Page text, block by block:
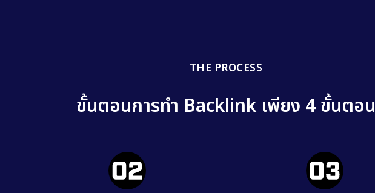
THE PROCESS
ขั้นตอนการทำ Backlink เพียง 4 ขั้นตอน